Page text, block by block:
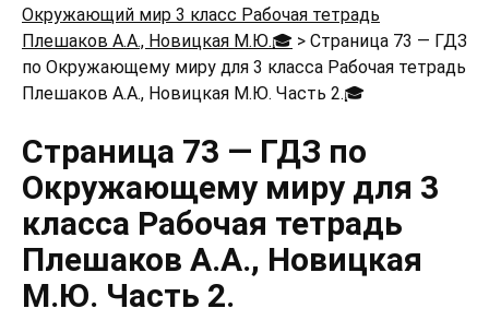
Окружающий мир 3 класс Рабочая тетрадь
Плешаков А.А., Новицкая М.Ю.🎓 > Страница 73 — ГДЗ
по Окружающему миру для 3 класса Рабочая тетрадь
Плешаков А.А., Новицкая М.Ю. Часть 2.🎓
Страница 73 — ГДЗ по
Окружающему миру для 3
класса Рабочая тетрадь
Плешаков А.А., Новицкая
М.Ю. Часть 2.